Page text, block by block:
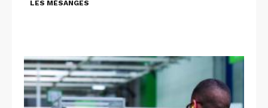
LES MÉSANGES